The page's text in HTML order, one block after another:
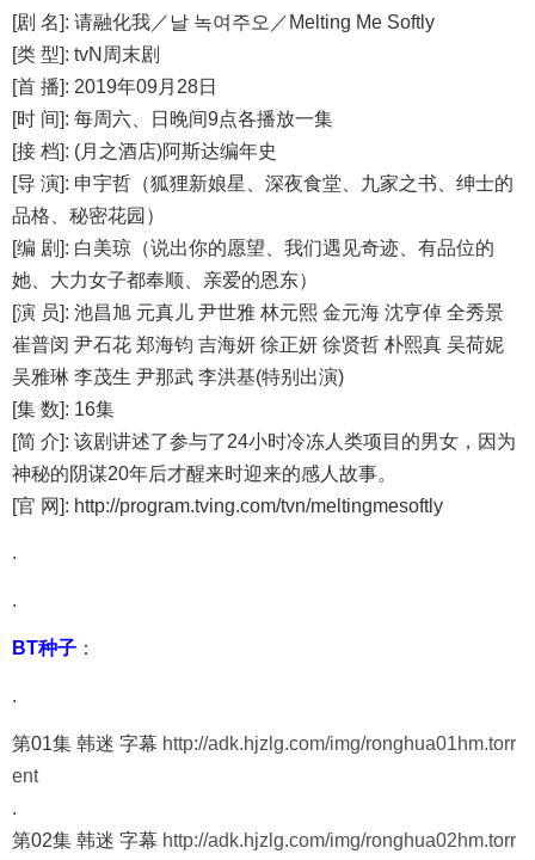
[剧 名]: 请融化我／날 녹여주오／Melting Me Softly
[类 型]: tvN周末剧
[首 播]: 2019年09月28日
[时 间]: 每周六、日晚间9点各播放一集
[接 档]: (月之酒店)阿斯达编年史
[导 演]: 申宇哲（狐狸新娘星、深夜食堂、九家之书、绅士的
品格、秘密花园）
[编 剧]: 白美琼（说出你的愿望、我们遇见奇迹、有品位的
她、大力女子都奉顺、亲爱的恩东）
[演 员]: 池昌旭 元真儿 尹世雅 林元熙 金元海 沈亨倬 全秀景
崔普闵 尹石花 郑海钧 吉海妍 徐正妍 徐贤哲 朴熙真 吴荷妮
吴雅琳 李茂生 尹那武 李洪基(特别出演)
[集 数]: 16集
[简 介]: 该剧讲述了参与了24小时冷冻人类项目的男女，因为
神秘的阴谋20年后才醒来时迎来的感人故事。
[官 网]: http://program.tving.com/tvn/meltingmesoftly
.
.
BT种子 ：
.
第01集 韩迷 字幕 http://adk.hjzlg.com/img/ronghua01hm.torr
ent
.
第02集 韩迷 字幕 http://adk.hjzlg.com/img/ronghua02hm.torr